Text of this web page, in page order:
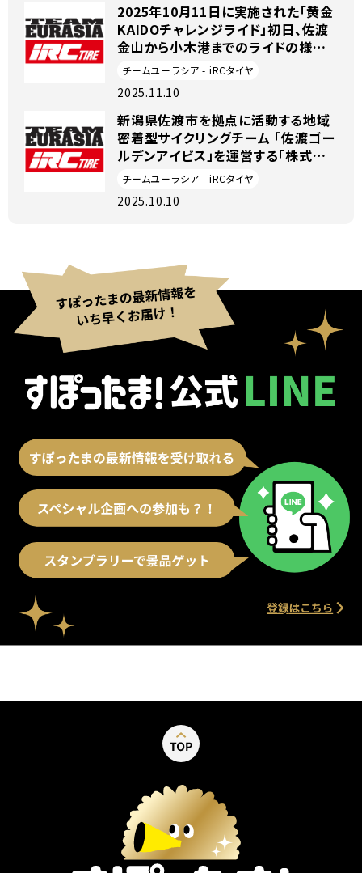
2025年10月11日に実施された「黄金
KAIDOチャレンジライド」初日、佐渡
金山から小木港までのライドの様子
を、参加者の視点でレポートしていま
との交流、地元の見どころなどをぜひ
ご覧ください。👉 記事はこちら：note
で読む
チームユーラシア - iRCタイヤ
2025.11.10
新潟県佐渡市を拠点に活動する地域
密着型サイクリングチーム 「佐渡ゴー
ルデンアイビス」を運営する「株式会
社オリエンタルスポーツ」の社員とし
く仲間を募集します！
チームユーラシア - iRCタイヤ
2025.10.10